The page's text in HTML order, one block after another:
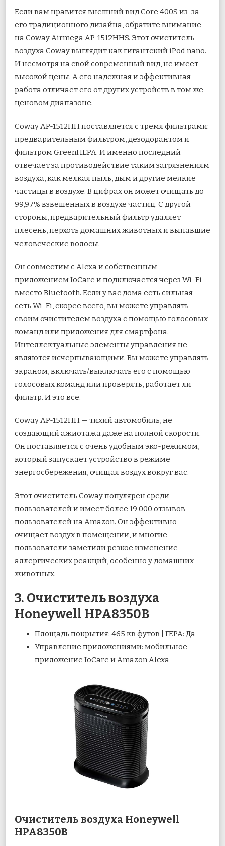
Если вам нравится внешний вид Core 400S из-за
его традиционного дизайна, обратите внимание
на Coway Airmega AP-1512HHS. Этот очиститель
воздуха Coway выглядит как гигантский iPod nano.
И несмотря на свой современный вид, не имеет
высокой цены. А его надежная и эффективная
работа отличает его от других устройств в том же
ценовом диапазоне.
Coway AP-1512HH поставляется с тремя фильтрами:
предварительным фильтром, дезодорантом и
фильтром GreenHEPA. И именно последний
отвечает за противодействие таким загрязнениям
воздуха, как мелкая пыль, дым и другие мелкие
частицы в воздухе. В цифрах он может очищать до
99,97% взвешенных в воздухе частиц. С другой
стороны, предварительный фильтр удаляет
плесень, перхоть домашних животных и выпавшие
человеческие волосы.
Он совместим с Alexa и собственным
приложением IoCare и подключается через Wi-Fi
вместо Bluetooth. Если у вас дома есть сильная
сеть Wi-Fi, скорее всего, вы можете управлять
своим очистителем воздуха с помощью голосовых
команд или приложения для смартфона.
Интеллектуальные элементы управления не
являются исчерпывающими. Вы можете управлять
экраном, включать/выключать его с помощью
голосовых команд или проверять, работает ли
фильтр. И это все.
Coway AP-1512HH — тихий автомобиль, не
создающий ажиотажа даже на полной скорости.
Он поставляется с очень удобным эко-режимом,
который запускает устройство в режиме
энергосбережения, очищая воздух вокруг вас.
Этот очиститель Coway популярен среди
пользователей и имеет более 19 000 отзывов
пользователей на Amazon. Он эффективно
очищает воздух в помещении, и многие
пользователи заметили резкое изменение
аллергических реакций, особенно у домашних
животных.
3. Очиститель воздуха
Honeywell HPA8350B
Площадь покрытия: 465 кв футов | ГЕРА: Да
Управление приложениями: мобильное
приложение IoCare и Amazon Alexa
Очиститель воздуха Honeywell
HPA8350B